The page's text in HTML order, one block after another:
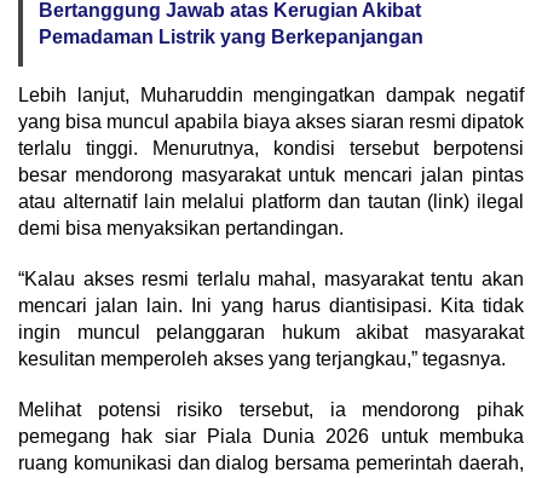
Bertanggung Jawab atas Kerugian Akibat
Pemadaman Listrik yang Berkepanjangan
Lebih lanjut, Muharuddin mengingatkan dampak negatif
yang bisa muncul apabila biaya akses siaran resmi dipatok
terlalu tinggi. Menurutnya, kondisi tersebut berpotensi
besar mendorong masyarakat untuk mencari jalan pintas
atau alternatif lain melalui platform dan tautan (link) ilegal
demi bisa menyaksikan pertandingan.
“Kalau akses resmi terlalu mahal, masyarakat tentu akan
mencari jalan lain. Ini yang harus diantisipasi. Kita tidak
ingin muncul pelanggaran hukum akibat masyarakat
kesulitan memperoleh akses yang terjangkau,” tegasnya.
Melihat potensi risiko tersebut, ia mendorong pihak
pemegang hak siar Piala Dunia 2026 untuk membuka
ruang komunikasi dan dialog bersama pemerintah daerah,